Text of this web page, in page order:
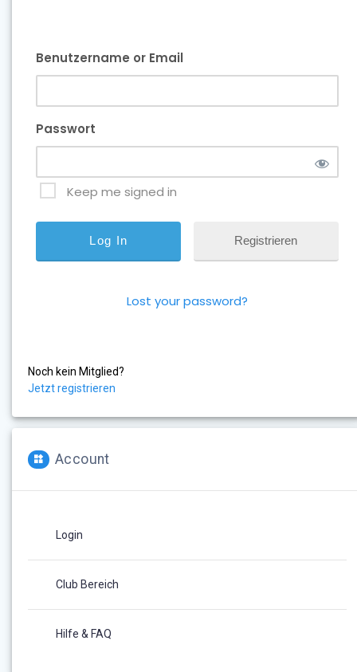
Benutzername or Email
Passwort
Keep me signed in
Registrieren
Lost your password?
Noch kein Mitglied?
Jetzt registrieren
Account
Login
Club Bereich
Hilfe & FAQ